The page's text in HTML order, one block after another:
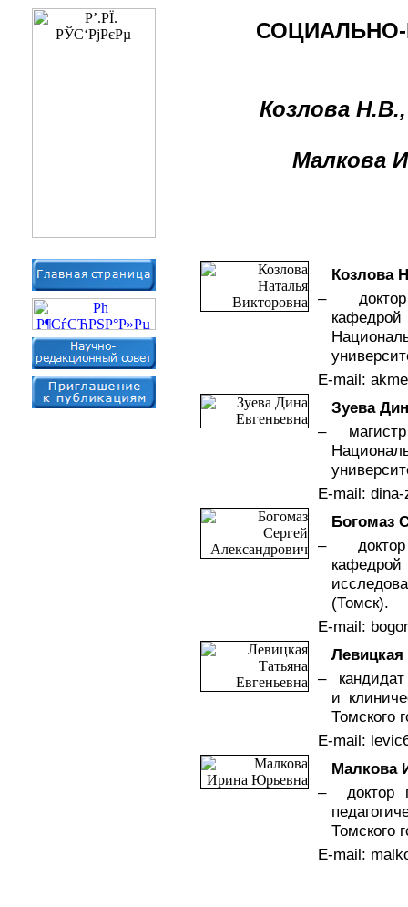
Козлова
Малкова
Козлова
– доктор
E-mail:
Зуева
– магистр
E-mail:
Богомаз
– доктор
(Томск).
E-mail:
Левицкая
– кандидат
и
Томского
E-mail:
Малкова
– доктор
Томского
E-mail: